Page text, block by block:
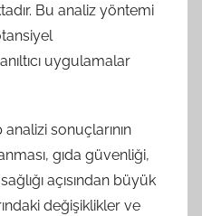
Bu analiz yöntemi
uygulamalar
sonuçlarının
gıda güvenliği,
açısından büyük
değişiklikler ve